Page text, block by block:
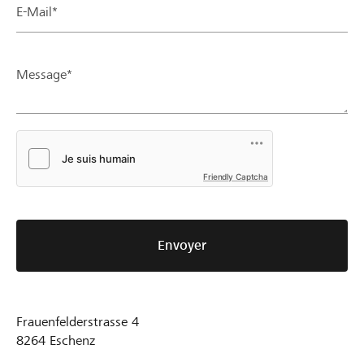
E-Mail*
Message*
Friendly Captcha
Envoyer
Frauenfelderstrasse 4
8264 Eschenz